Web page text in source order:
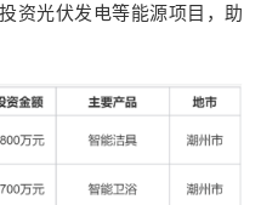
资光伏发电等能源项目，助